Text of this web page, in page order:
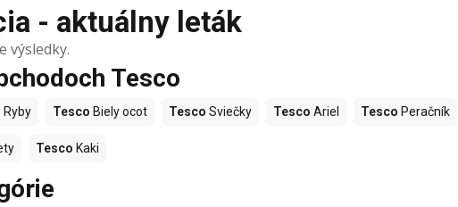
- aktuálny leták
výsledky.
Tesco
Ryby Tesco Biely ocot Tesco Sviečky Tesco Ariel Tesco Peračník
Tesco Kaki